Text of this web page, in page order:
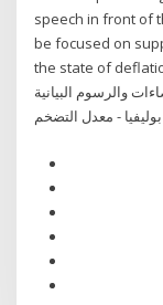
speech in front of
be focused on
the state of
والرسوم البيانية